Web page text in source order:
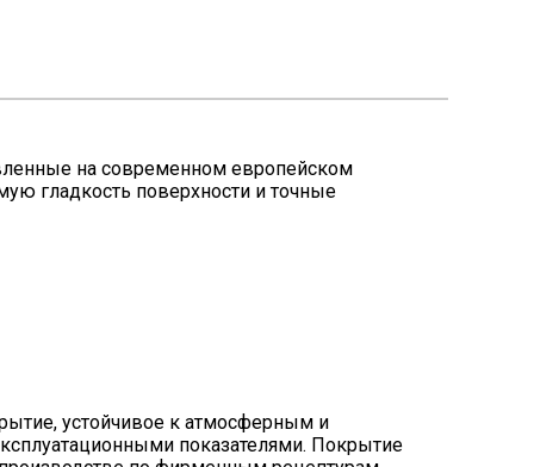
на современном европейском
гладкость поверхности и точные
устойчивое к атмосферным и
показателями. Покрытие